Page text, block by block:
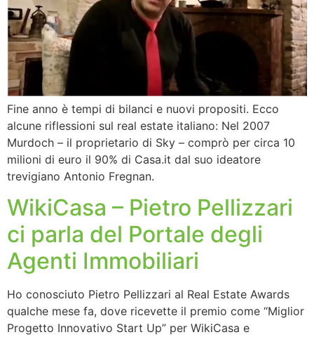
Fine anno è tempi di bilanci e nuovi propositi. Ecco
alcune riflessioni sul real estate italiano: Nel 2007
Murdoch – il proprietario di Sky – comprò per circa 10
milioni di euro il 90% di Casa.it dal suo ideatore
trevigiano Antonio Fregnan.
WikiCasa – Pietro Pellizzari
ci parla del Portale degli
Agenti Immobiliari
Ho conosciuto Pietro Pellizzari al Real Estate Awards
qualche mese fa, dove ricevette il premio come “Miglior
Progetto Innovativo Start Up” per WikiCasa e